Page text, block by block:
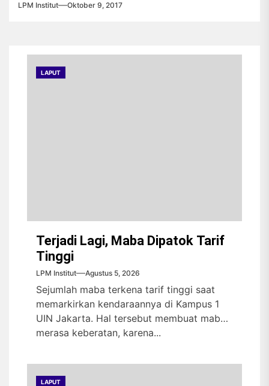
LPM Institut Oktober 9, 2017
LAPUT
Terjadi Lagi, Maba Dipatok Tarif
Tinggi
LPM Institut Agustus 5, 2026
Sejumlah maba terkena tarif tinggi saat
memarkirkan kendaraannya di Kampus 1
UIN Jakarta. Hal tersebut membuat maba
merasa keberatan, karena...
LAPUT